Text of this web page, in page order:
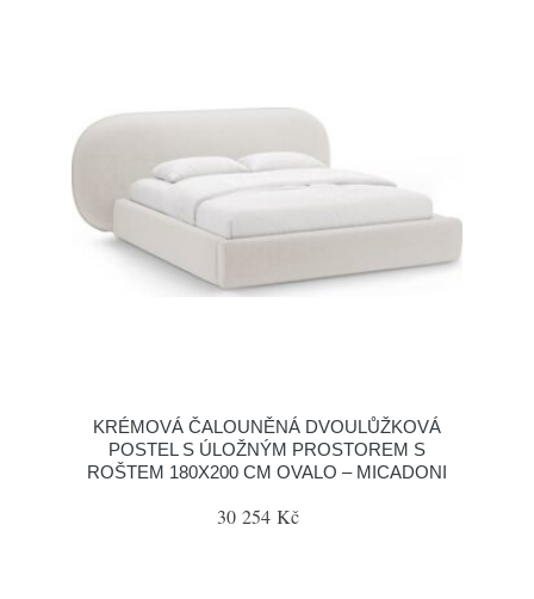
KRÉMOVÁ ČALOUNĚNÁ DVOULŮŽKOVÁ
POSTEL S ÚLOŽNÝM PROSTOREM S
ROŠTEM 180X200 CM OVALO – MICADONI
30 254 Kč